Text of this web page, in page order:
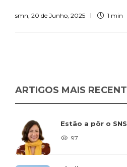
smn 20 de Junho, 2025 1 min
ARTIGOS MAIS
Estão a pôr o
97